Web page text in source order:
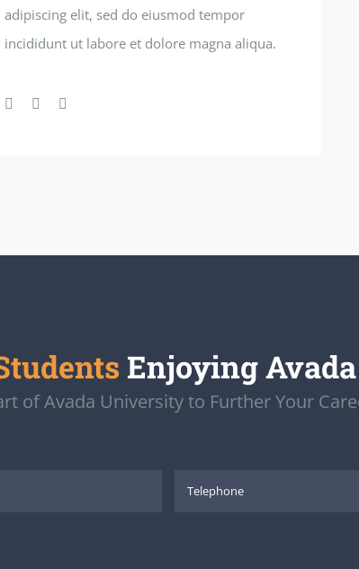
adipiscing elit, sed do eiusmod tempor
incididunt ut labore et dolore magna aliqua.
Enjoying
of Avada University to Further Your